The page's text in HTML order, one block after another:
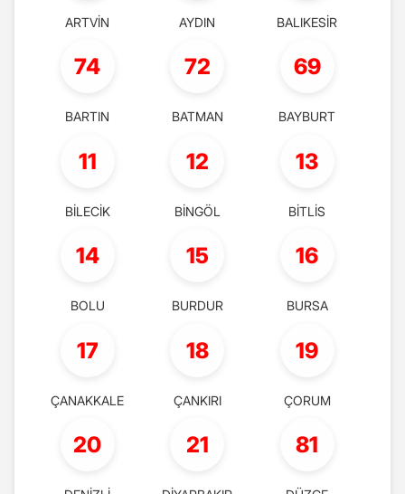
ARTVİN AYDIN BALIKESİR
74
BARTIN
72
BATMAN
69
BAYBURT
11
BİLECİK
12
BİNGÖL
13
BİTLİS
14
BOLU
15
BURDUR
16
BURSA
17
ÇANAKKALE
18
ÇANKIRI
19
ÇORUM
20 21 81